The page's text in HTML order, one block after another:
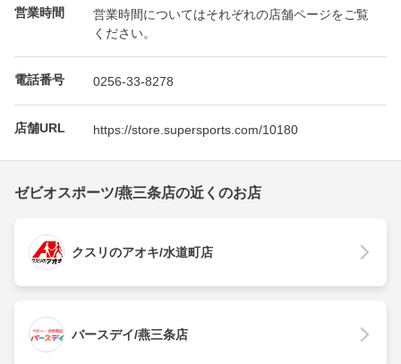
営業時間
営業時間についてはそれぞれの店舗ページをご覧
ください。
電話番号 0256-33-8278
店舗URL https://store.supersports.com/10180
ゼビオスポーツ/燕三条店の近くのお店
クスリのアオキ/水道町店
バースデイ/燕三条店